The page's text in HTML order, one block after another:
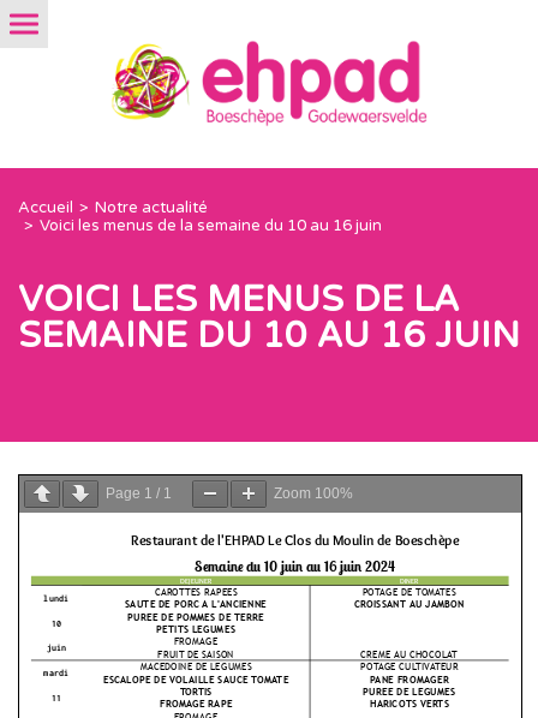
Accueil
Notre actualité
Voici les menus de la semaine du 10 au 16 juin
VOICI LES MENUS DE LA
SEMAINE DU 10 AU 16 JUIN
Page 1 / 1 Zoom 100%